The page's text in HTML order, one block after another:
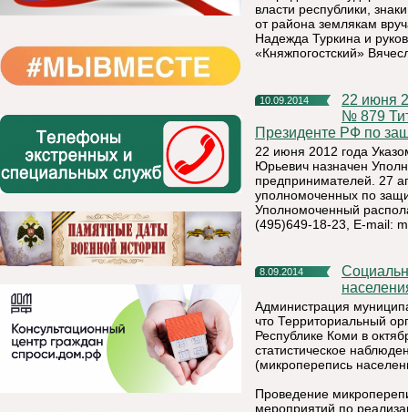
власти республики,
от района землякам
Надежда Туркина и
«Княжпогостский»
10.09.2014
22 июня 2012 года Указом Президента Российской Федерации
№ 879
Президенте РФ по
22 июня 2012 года
Юрьевич назначен
предпринимателей. 27
уполномоченных по
Уполномоченный
(495)649-18-23, E-mail:
8.09.2014
Социально-демографическое обследование (микроперепись
Администрация
что Территориальный
Республике Коми в
статистическое
(микроперепись
Проведение
мероприятий по